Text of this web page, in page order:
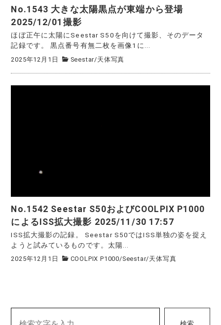
No.1543 大きな太陽黒点が東端から登場
2025/12/01撮影
ほぼ正午に太陽にSeestar S50を向けて撮影、そのデータ
記録です。 黒点番号有無二枚を画像1に...
2025年12月1日 Seestar/天体写真
No.1542 Seestar S50およびCOOLPIX P1000
によるISS拡大撮影 2025/11/30 17:57
ISS拡大撮影の記録。 Seestar S50ではISS単独の姿を捉え
ようと試みているものです。太陽...
2025年12月1日 COOLPIX P1000/Seestar/天体写真